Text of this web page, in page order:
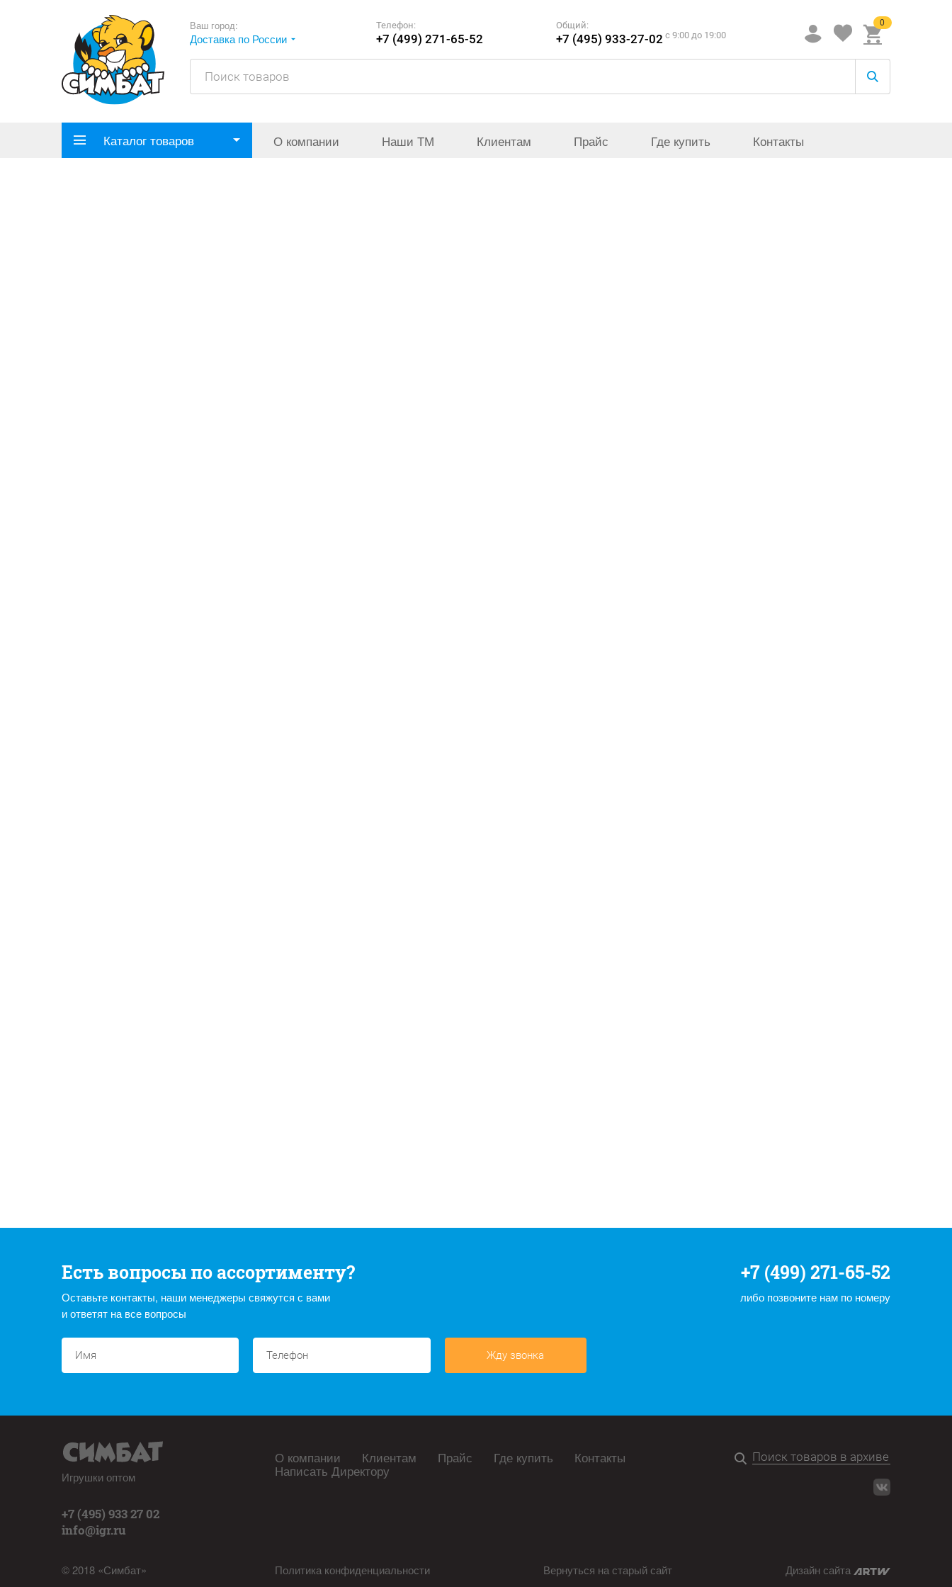
Ваш город:
Доставка по России
Телефон:
+7 (499) 271-65-52
Общий:
+7 (495) 933-27-02 c 9:00 до 19:00
0
Каталог товаров О компании Наши ТМ Клиентам Прайс Где купить Контакты
Есть вопросы по ассортименту?
Оставьте контакты, наши менеджеры свяжутся с вами
и ответят на все вопросы
+7 (499) 271-65-52
либо позвоните нам по номеру
Жду звонка
Игрушки оптом
+7 (495) 933 27 02
info@igr.ru
© 2018 «Симбат»
О компании Клиентам Прайс Где купить Контакты
Написать Директору
Политика конфиденциальности Вернуться на старый сайт Дизайн сайта